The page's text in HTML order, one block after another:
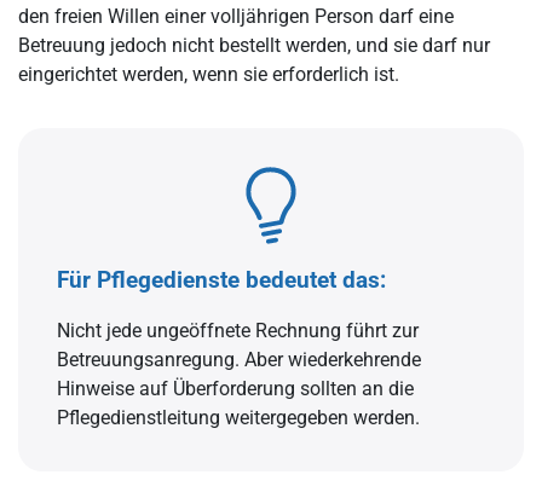
den freien Willen einer volljährigen Person darf eine
Betreuung jedoch nicht bestellt werden, und sie darf nur
eingerichtet werden, wenn sie erforderlich ist.
Für Pflegedienste bedeutet das:
Nicht jede ungeöffnete Rechnung führt zur
Betreuungsanregung. Aber wiederkehrende
Hinweise auf Überforderung sollten an die
Pflegedienstleitung weitergegeben werden.